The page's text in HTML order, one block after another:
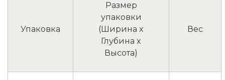
Упаковка
Размер
упаковки
(Ширина x
Глубина x
Высота)
Вес